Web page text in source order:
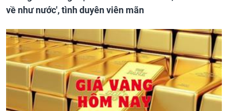
về như nước', tình duyên viên mãn